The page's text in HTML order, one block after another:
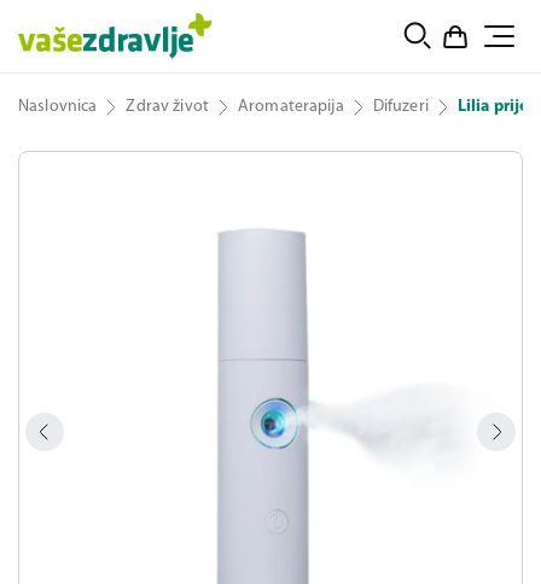
Naslovnica Zdrav život Aromaterapija Difuzeri Lilia